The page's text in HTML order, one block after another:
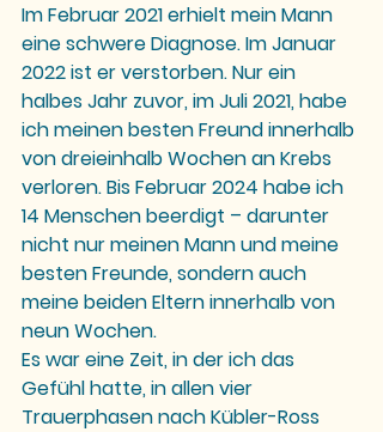
Im Februar 2021 erhielt mein Mann
eine schwere Diagnose. Im Januar
2022 ist er verstorben. Nur ein
halbes Jahr zuvor, im Juli 2021, habe
ich meinen besten Freund innerhalb
von dreieinhalb Wochen an Krebs
verloren. Bis Februar 2024 habe ich
14 Menschen beerdigt – darunter
nicht nur meinen Mann und meine
besten Freunde, sondern auch
meine beiden Eltern innerhalb von
neun Wochen.
Es war eine Zeit, in der ich das
Gefühl hatte, in allen vier
Trauerphasen nach Kübler-Ross